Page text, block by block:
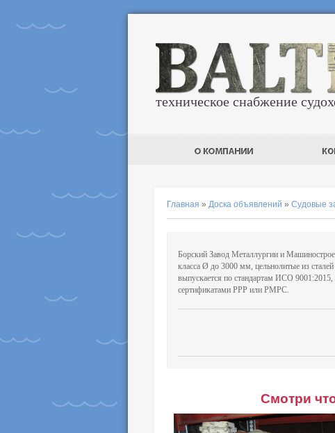
техническое снабжение
Главная » Доска объявлений » Судовые
Борский Завод Металлургии и
класса Ø до 3000 мм, цельнолитые из
выпускается по стандартам ИСО 9001:2015,
сертификатами РРР или РМРС.
Смотри